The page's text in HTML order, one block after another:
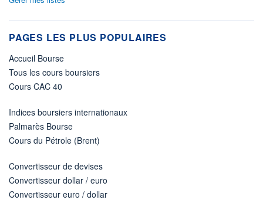
PAGES LES PLUS POPULAIRES
Accueil Bourse
Tous les cours boursiers
Cours CAC 40
Indices boursiers internationaux
Palmarès Bourse
Cours du Pétrole (Brent)
Convertisseur de devises
Convertisseur dollar / euro
Convertisseur euro / dollar